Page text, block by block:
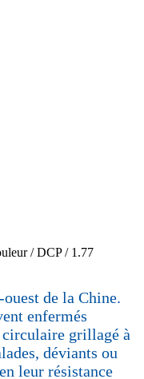
/ DCP / 1.77
de la Chine.
enfermés
grillagé à
déviants ou
leur résistance